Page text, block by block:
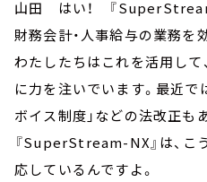
山田 はい！ 『
財務会計・人事給与の業務を
わたしたちはこれを活用して
に力を注いでいます。最近で
ボイス制度」などの法改正も
『SuperStream-NX』は、こ
応しているんですよ。